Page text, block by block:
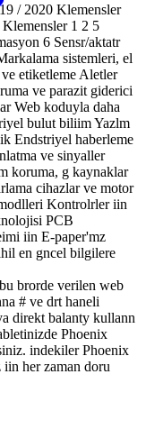
/ 2020 Klemensler
1 2 5
6 Sensr/aktatr
sistemleri, el
etiketleme Aletler
ve parazit giderici
Web koduyla daha
bulut biliim Yazlm
Endstriyel haberleme
ve sinyaller
koruma, g kaynaklar
cihazlar ve motor
Kontrolrler iin
PCB
iin E-paper'mz
en gncel bilgilere
brorde verilen web
# ve drt haneli
direkt balanty kullann
Phoenix
indekiler Phoenix
her zaman doru